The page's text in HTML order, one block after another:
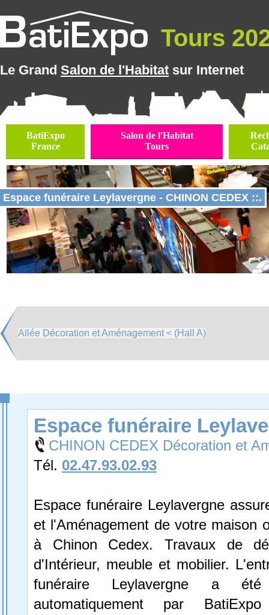
Tours
Le Grand Salon de l'Habitat sur Internet
BatiExpo
France
Salon de l'Habitat
Tours
Espace funéraire Leylavergne - CHINON CEDEX ::.
Allée Décoration et Aménagement < (Hall A)
Espace funéraire
CHINON CEDEX Décoration et
Tél. 02.47.93.02.93
Espace funéraire Leylavergne
et l'Aménagement de votre maison
à Chinon Cedex. Travaux de
d'Intérieur, meuble et mobilier.
funéraire Leylavergne a été
automatiquement par